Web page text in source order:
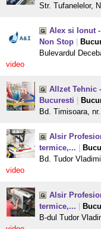
Str. Tufanelelor,
Alex si Ionut
Non Stop
Bulevardul
video
Allzet Tehnic
Bucuresti
Bd. Timisoara,
Alsir
termice,...
Bd. Tudor
video
Alsir
termice,...
B-dul Tudor